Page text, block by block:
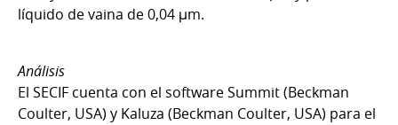
líquido de vaina de 0,04 µm.
Análisis
El SECIF cuenta con el software Summit (Beckman
Coulter, USA) y Kaluza (Beckman Coulter, USA) para el